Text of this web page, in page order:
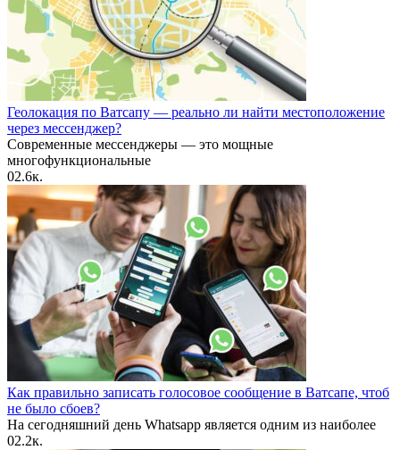
Геолокация по Ватсапу — реально ли найти местоположение
через мессенджер?
Современные мессенджеры — это мощные
многофункциональные
02.6к.
Как правильно записать голосовое сообщение в Ватсапе, чтоб
не было сбоев?
На сегодняшний день Whatsapp является одним из наиболее
02.2к.